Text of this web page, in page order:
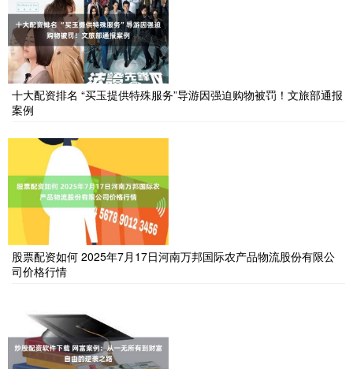
十大配资排名 “买玉提供特殊服务”导游因强迫购物被罚！文旅部通报
案例
股票配资如何 2025年7月17日河南万邦国际农产品物流股份有限公
司价格行情